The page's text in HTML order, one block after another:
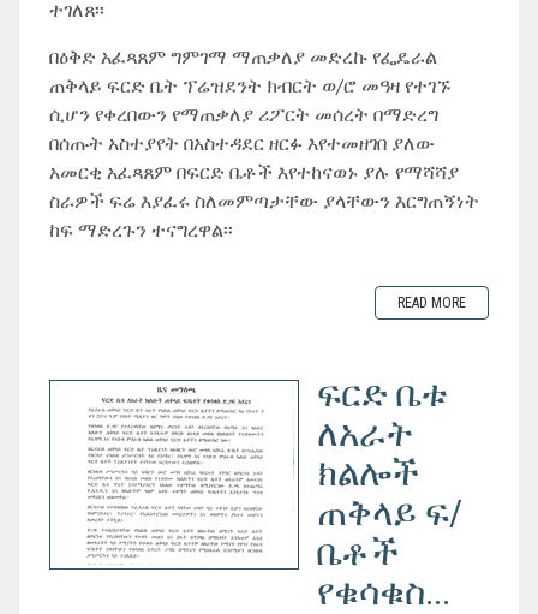
ተገለጸ፡፡
በዕቅድ አፈጻጸም ግምገማ ማጠቃለያ መድረኩ የፌዴራል
ጠቅላይ ፍርድ ቤት ፕሬዝደንት ክብርት ወ/ሮ መዓዛ የተገኙ
ሲሆን የቀረበውን የማጠቃለያ ሪፖርት መሰረት በማድረግ
በሰጡት አስተያየት በአስተዳደር ዘርፉ እየተመዘገበ ያለው
አመርቂ አፈጻጸም በፍርድ ቤቶች እየተከናወኑ ያሉ የማሻሻያ
ስራዎች ፍሬ እያፈሩ ስለመምጣታቸው ያላቸውን እርግጠኝነት
ከፍ ማድረጉን ተናግረዋል፡፡
READ MORE
ፍርድ ቤቱ
ለአራት
ክልሎች
ጠቅላይ ፍ/
ቤቶች
የቁሳቁስ...